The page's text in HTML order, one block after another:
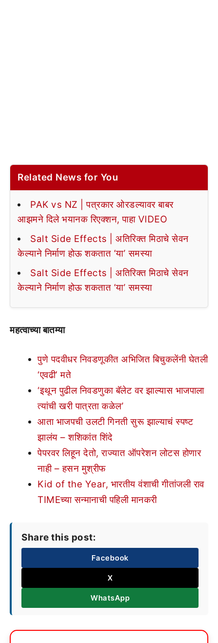
Related News for You
PAK vs NZ | पत्रकार ओरडल्यावर बाबर
आझमने दिले भयानक रिएक्शन, पाहा VIDEO
Salt Side Effects | अतिरिक्त मिठाचे सेवन
केल्याने निर्माण होऊ शकतात ‘या’ समस्या
Salt Side Effects | अतिरिक्त मिठाचे सेवन
केल्याने निर्माण होऊ शकतात ‘या’ समस्या
महत्वाच्या बातम्या
पुणे पदवीधर निवडणूकीत अभिजित बिचुकलेंनी घेतली
‘एवढी’ मते
‘इथून पुढील निवडणुका बॅलेट वर झाल्यास भाजपाला
त्यांची खरी पात्रता कळेल’
आता भाजपची उलटी गिनती सुरू झाल्याचं स्पष्ट
झालंय – शशिकांत शिंदे
पेपरवर लिहून देतो, राज्यात ऑपरेशन लोटस होणार
नाही – हसन मुश्रीफ
Kid of the Year, भारतीय वंशाची गीतांजली राव
TIMEच्या सन्मानाची पहिली मानकरी
Share this post:
Facebook
X
WhatsApp